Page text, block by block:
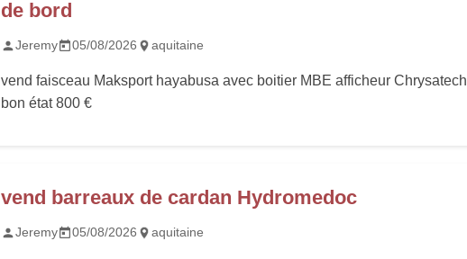
de bord
Jeremy 05/08/2026 aquitaine
vend faisceau Maksport hayabusa avec boitier MBE afficheur Chrysatech
bon état 800 €
vend barreaux de cardan Hydromedoc
Jeremy 05/08/2026 aquitaine